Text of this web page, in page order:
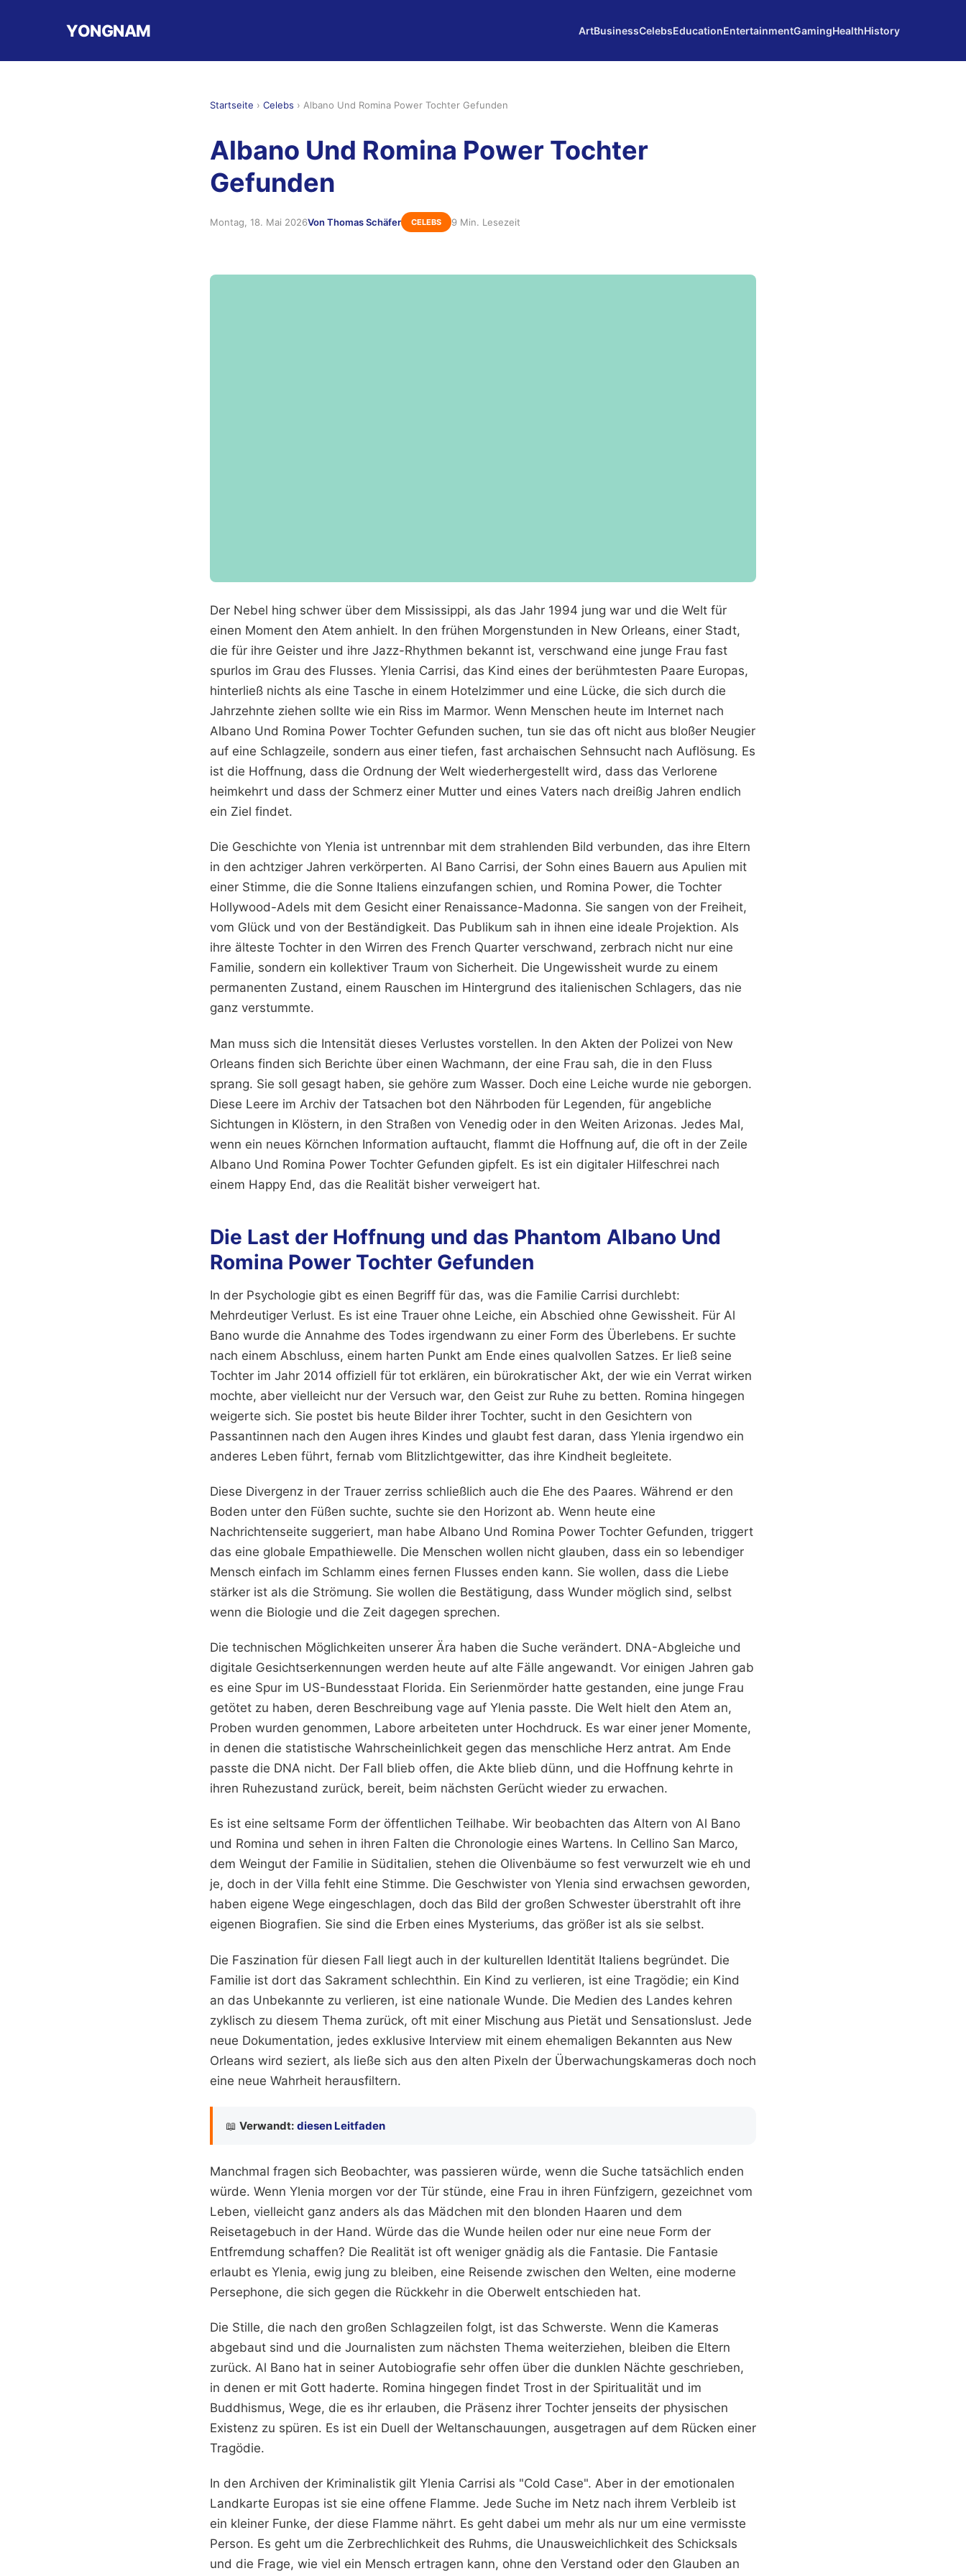
YONGNAM ArtBusinessCelebsEducationEntertainmentGamingHealthHistory
Startseite › Celebs › Albano Und Romina Power Tochter Gefunden
Albano Und Romina Power Tochter
Gefunden
Montag, 18. Mai 2026Von Thomas Schäfer CELEBS 9 Min. Lesezeit
Der Nebel hing schwer über dem Mississippi, als das Jahr 1994 jung war und die Welt für
einen Moment den Atem anhielt. In den frühen Morgenstunden in New Orleans, einer Stadt,
die für ihre Geister und ihre Jazz-Rhythmen bekannt ist, verschwand eine junge Frau fast
spurlos im Grau des Flusses. Ylenia Carrisi, das Kind eines der berühmtesten Paare Europas,
hinterließ nichts als eine Tasche in einem Hotelzimmer und eine Lücke, die sich durch die
Jahrzehnte ziehen sollte wie ein Riss im Marmor. Wenn Menschen heute im Internet nach
Albano Und Romina Power Tochter Gefunden suchen, tun sie das oft nicht aus bloßer Neugier
auf eine Schlagzeile, sondern aus einer tiefen, fast archaischen Sehnsucht nach Auflösung. Es
ist die Hoffnung, dass die Ordnung der Welt wiederhergestellt wird, dass das Verlorene
heimkehrt und dass der Schmerz einer Mutter und eines Vaters nach dreißig Jahren endlich
ein Ziel findet.
Die Geschichte von Ylenia ist untrennbar mit dem strahlenden Bild verbunden, das ihre Eltern
in den achtziger Jahren verkörperten. Al Bano Carrisi, der Sohn eines Bauern aus Apulien mit
einer Stimme, die die Sonne Italiens einzufangen schien, und Romina Power, die Tochter
Hollywood-Adels mit dem Gesicht einer Renaissance-Madonna. Sie sangen von der Freiheit,
vom Glück und von der Beständigkeit. Das Publikum sah in ihnen eine ideale Projektion. Als
ihre älteste Tochter in den Wirren des French Quarter verschwand, zerbrach nicht nur eine
Familie, sondern ein kollektiver Traum von Sicherheit. Die Ungewissheit wurde zu einem
permanenten Zustand, einem Rauschen im Hintergrund des italienischen Schlagers, das nie
ganz verstummte.
Man muss sich die Intensität dieses Verlustes vorstellen. In den Akten der Polizei von New
Orleans finden sich Berichte über einen Wachmann, der eine Frau sah, die in den Fluss
sprang. Sie soll gesagt haben, sie gehöre zum Wasser. Doch eine Leiche wurde nie geborgen.
Diese Leere im Archiv der Tatsachen bot den Nährboden für Legenden, für angebliche
Sichtungen in Klöstern, in den Straßen von Venedig oder in den Weiten Arizonas. Jedes Mal,
wenn ein neues Körnchen Information auftaucht, flammt die Hoffnung auf, die oft in der Zeile
Albano Und Romina Power Tochter Gefunden gipfelt. Es ist ein digitaler Hilfeschrei nach
einem Happy End, das die Realität bisher verweigert hat.
Die Last der Hoffnung und das Phantom Albano Und
Romina Power Tochter Gefunden
In der Psychologie gibt es einen Begriff für das, was die Familie Carrisi durchlebt:
Mehrdeutiger Verlust. Es ist eine Trauer ohne Leiche, ein Abschied ohne Gewissheit. Für Al
Bano wurde die Annahme des Todes irgendwann zu einer Form des Überlebens. Er suchte
nach einem Abschluss, einem harten Punkt am Ende eines qualvollen Satzes. Er ließ seine
Tochter im Jahr 2014 offiziell für tot erklären, ein bürokratischer Akt, der wie ein Verrat wirken
mochte, aber vielleicht nur der Versuch war, den Geist zur Ruhe zu betten. Romina hingegen
weigerte sich. Sie postet bis heute Bilder ihrer Tochter, sucht in den Gesichtern von
Passantinnen nach den Augen ihres Kindes und glaubt fest daran, dass Ylenia irgendwo ein
anderes Leben führt, fernab vom Blitzlichtgewitter, das ihre Kindheit begleitete.
Diese Divergenz in der Trauer zerriss schließlich auch die Ehe des Paares. Während er den
Boden unter den Füßen suchte, suchte sie den Horizont ab. Wenn heute eine
Nachrichtenseite suggeriert, man habe Albano Und Romina Power Tochter Gefunden, triggert
das eine globale Empathiewelle. Die Menschen wollen nicht glauben, dass ein so lebendiger
Mensch einfach im Schlamm eines fernen Flusses enden kann. Sie wollen, dass die Liebe
stärker ist als die Strömung. Sie wollen die Bestätigung, dass Wunder möglich sind, selbst
wenn die Biologie und die Zeit dagegen sprechen.
Die technischen Möglichkeiten unserer Ära haben die Suche verändert. DNA-Abgleiche und
digitale Gesichtserkennungen werden heute auf alte Fälle angewandt. Vor einigen Jahren gab
es eine Spur im US-Bundesstaat Florida. Ein Serienmörder hatte gestanden, eine junge Frau
getötet zu haben, deren Beschreibung vage auf Ylenia passte. Die Welt hielt den Atem an,
Proben wurden genommen, Labore arbeiteten unter Hochdruck. Es war einer jener Momente,
in denen die statistische Wahrscheinlichkeit gegen das menschliche Herz antrat. Am Ende
passte die DNA nicht. Der Fall blieb offen, die Akte blieb dünn, und die Hoffnung kehrte in
ihren Ruhezustand zurück, bereit, beim nächsten Gerücht wieder zu erwachen.
Es ist eine seltsame Form der öffentlichen Teilhabe. Wir beobachten das Altern von Al Bano
und Romina und sehen in ihren Falten die Chronologie eines Wartens. In Cellino San Marco,
dem Weingut der Familie in Süditalien, stehen die Olivenbäume so fest verwurzelt wie eh und
je, doch in der Villa fehlt eine Stimme. Die Geschwister von Ylenia sind erwachsen geworden,
haben eigene Wege eingeschlagen, doch das Bild der großen Schwester überstrahlt oft ihre
eigenen Biografien. Sie sind die Erben eines Mysteriums, das größer ist als sie selbst.
Die Faszination für diesen Fall liegt auch in der kulturellen Identität Italiens begründet. Die
Familie ist dort das Sakrament schlechthin. Ein Kind zu verlieren, ist eine Tragödie; ein Kind
an das Unbekannte zu verlieren, ist eine nationale Wunde. Die Medien des Landes kehren
zyklisch zu diesem Thema zurück, oft mit einer Mischung aus Pietät und Sensationslust. Jede
neue Dokumentation, jedes exklusive Interview mit einem ehemaligen Bekannten aus New
Orleans wird seziert, als ließe sich aus den alten Pixeln der Überwachungskameras doch noch
eine neue Wahrheit herausfiltern.
📖 Verwandt: diesen Leitfaden
Manchmal fragen sich Beobachter, was passieren würde, wenn die Suche tatsächlich enden
würde. Wenn Ylenia morgen vor der Tür stünde, eine Frau in ihren Fünfzigern, gezeichnet vom
Leben, vielleicht ganz anders als das Mädchen mit den blonden Haaren und dem
Reisetagebuch in der Hand. Würde das die Wunde heilen oder nur eine neue Form der
Entfremdung schaffen? Die Realität ist oft weniger gnädig als die Fantasie. Die Fantasie
erlaubt es Ylenia, ewig jung zu bleiben, eine Reisende zwischen den Welten, eine moderne
Persephone, die sich gegen die Rückkehr in die Oberwelt entschieden hat.
Die Stille, die nach den großen Schlagzeilen folgt, ist das Schwerste. Wenn die Kameras
abgebaut sind und die Journalisten zum nächsten Thema weiterziehen, bleiben die Eltern
zurück. Al Bano hat in seiner Autobiografie sehr offen über die dunklen Nächte geschrieben,
in denen er mit Gott haderte. Romina hingegen findet Trost in der Spiritualität und im
Buddhismus, Wege, die es ihr erlauben, die Präsenz ihrer Tochter jenseits der physischen
Existenz zu spüren. Es ist ein Duell der Weltanschauungen, ausgetragen auf dem Rücken einer
Tragödie.
In den Archiven der Kriminalistik gilt Ylenia Carrisi als "Cold Case". Aber in der emotionalen
Landkarte Europas ist sie eine offene Flamme. Jede Suche im Netz nach ihrem Verbleib ist
ein kleiner Funke, der diese Flamme nährt. Es geht dabei um mehr als nur um eine vermisste
Person. Es geht um die Zerbrechlichkeit des Ruhms, die Unausweichlichkeit des Schicksals
und die Frage, wie viel ein Mensch ertragen kann, ohne den Verstand oder den Glauben an